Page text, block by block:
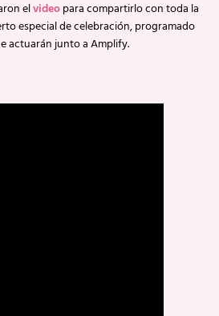
elvideopara compartirlo con toda la
especial de celebración, programado
actuarán junto a Amplify.